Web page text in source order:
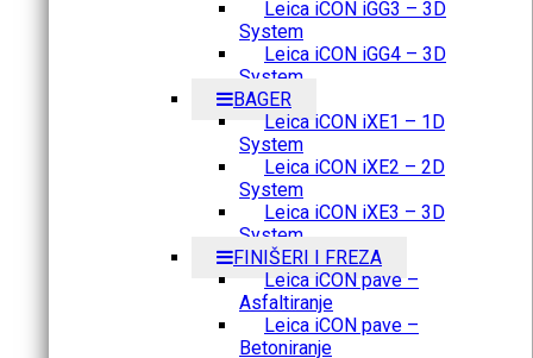
Leica iCON iGG3 – 3D
System
Leica iCON iGG4 – 3D
System
BAGER
Leica iCON iXE1 – 1D
System
Leica iCON iXE2 – 2D
System
Leica iCON iXE3 – 3D
System
FINIŠERI I FREZA
Leica iCON pave –
Asfaltiranje
Leica iCON pave –
Betoniranje